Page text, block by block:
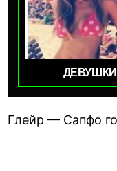
Глейр — Сапфо